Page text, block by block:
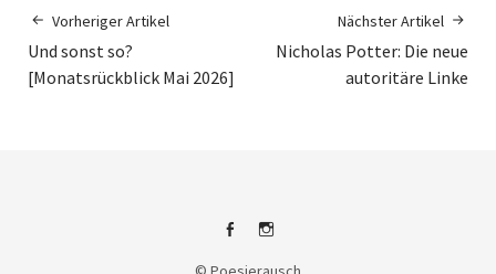
Vorheriger Artikel
Und sonst so?
[Monatsrückblick Mai 2026]
Nächster Artikel
Nicholas Potter: Die neue
autoritäre Linke
FacebookInstagram